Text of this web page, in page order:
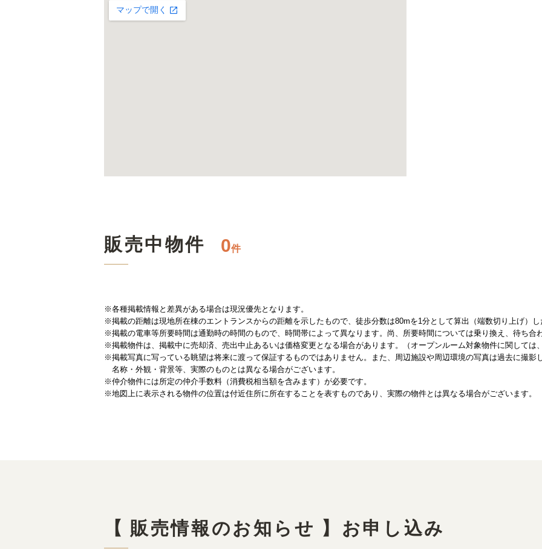
販売中物件 0件
※各種掲載情報と差異がある場合は現況優先となります。
※掲載の距離は現地所在棟のエントランスからの距離を示したもので、徒歩分数は80mを1分として算出（端数切り上げ）し
※掲載の電車等所要時間は通勤時の時間のもので、時間帯によって異なります。尚、所要時間については乗り換え、待ち合
※掲載物件は、掲載中に売却済、売出中止あるいは価格変更となる場合があります。（オープンルーム対象物件に関しては
※掲載写真に写っている眺望は将来に渡って保証するものではありません。また、周辺施設や周辺環境の写真は過去に撮影
名称・外観・背景等、実際のものとは異なる場合がございます。
※仲介物件には所定の仲介手数料（消費税相当額を含みます）が必要です。
※地図上に表示される物件の位置は付近住所に所在することを表すものであり、実際の物件とは異なる場合がございます。
【 販売情報のお知らせ 】お申し込み